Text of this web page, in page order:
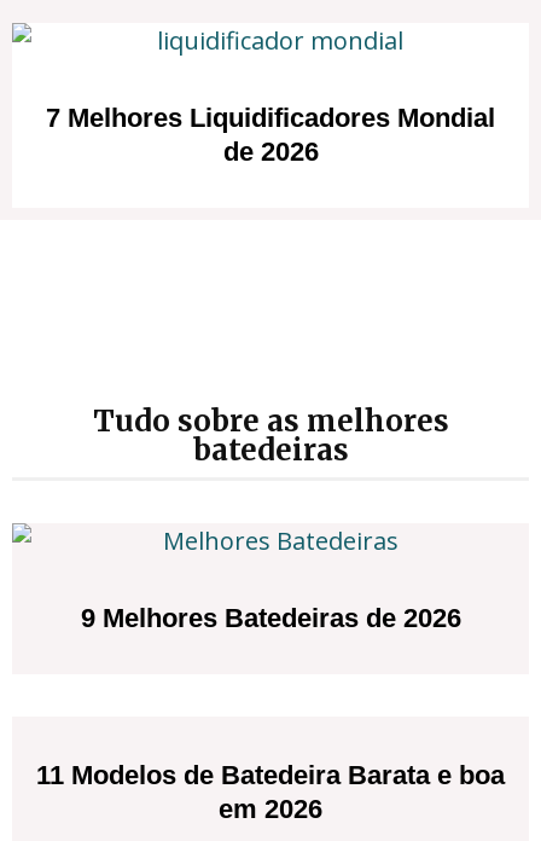
7 Melhores Liquidificadores Mondial
de 2026
Tudo sobre as melhores
batedeiras
9 Melhores Batedeiras de 2026
11 Modelos de Batedeira Barata e boa
em 2026